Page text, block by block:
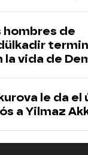
hombres de
la vida de
le da el
a Yilmaz